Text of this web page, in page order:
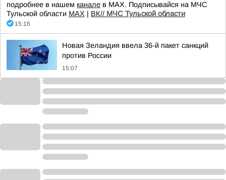
подробнее в нашем канале в МАХ. Подписывайся на МЧС
Тульской области MAX | ВК// МЧС Тульской области
15:16
Новая Зеландия ввела 36-й пакет санкций
против России
15:07